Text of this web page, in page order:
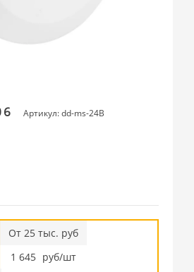
Артикул: dd-ms-24B
От 25 тыс. руб
1 645 руб/шт